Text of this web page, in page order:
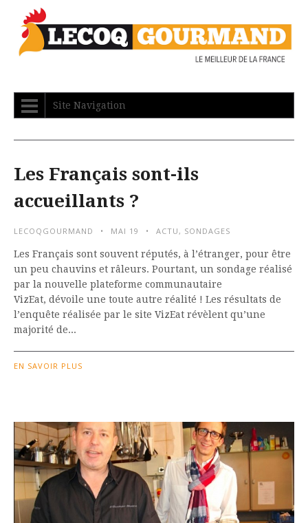
Site Navigation
Les Français sont-ils
accueillants ?
LECOQGOURMAND MAI 19 ACTU , SONDAGES
Les Français sont souvent réputés, à l’étranger, pour être
un peu chauvins et râleurs. Pourtant, un sondage réalisé
par la nouvelle plateforme communautaire
VizEat, dévoile une toute autre réalité ! Les résultats de
l’enquête réalisée par le site VizEat révèlent qu’une
majorité de...
EN SAVOIR PLUS